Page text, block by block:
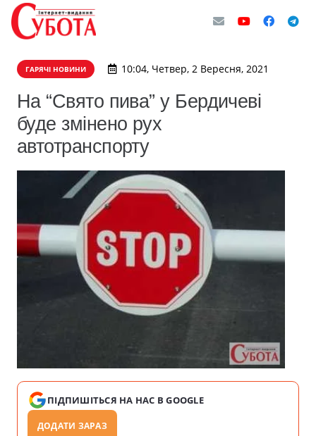
ГАРЯЧІ НОВИНИ 10:04, Четвер, 2 Вересня, 2021
На “Свято пива” у Бердичеві
буде змінено рух
автотранспорту
ПІДПИШІТЬСЯ НА НАС В GOOGLE
ДОДАТИ ЗАРАЗ